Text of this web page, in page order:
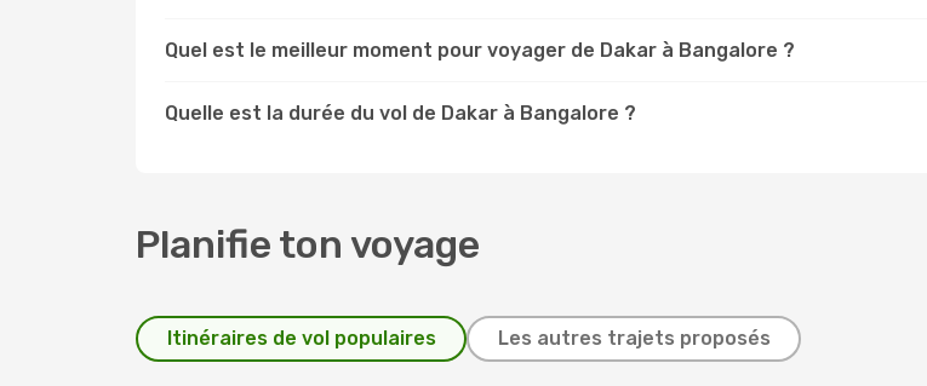
Quel est le meilleur moment pour voyager de Dakar à Bangalore ?
Quelle est la durée du vol de Dakar à Bangalore ?
Planifie ton voyage
Itinéraires de vol populaires Les autres trajets proposés